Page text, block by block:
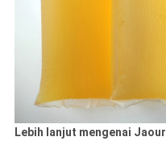
Lebih lanjut mengenai Jaour